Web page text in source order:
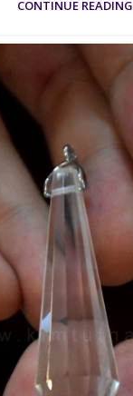
CONTINUE READING